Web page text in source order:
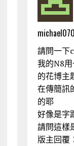
請問一下
我的N8
的花博主
在傳簡訊
的耶
好像是字
請問這樣
版主回覆